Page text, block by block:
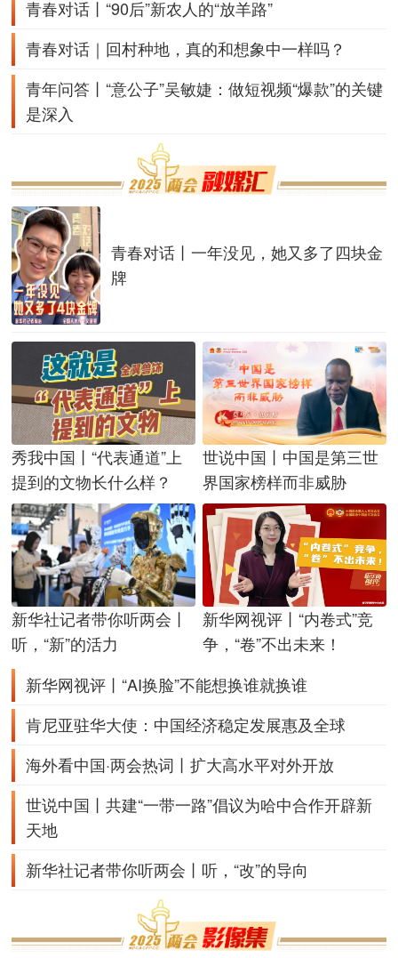
青春对话丨“90后”新农人的“放羊路”
青春对话｜回村种地，真的和想象中一样吗？
青年问答丨“意公子”吴敏婕：做短视频“爆款”的关键
是深入
青春对话丨一年没见，她又多了四块金
牌
秀我中国丨“代表通道”上
提到的文物长什么样？
世说中国丨中国是第三世
界国家榜样而非威胁
新华社记者带你听两会丨
听，“新”的活力
新华网视评丨“内卷式”竞
争，“卷”不出未来！
新华网视评丨“AI换脸”不能想换谁就换谁
肯尼亚驻华大使：中国经济稳定发展惠及全球
海外看中国·两会热词丨扩大高水平对外开放
世说中国丨共建“一带一路”倡议为哈中合作开辟新
天地
新华社记者带你听两会丨听，“改”的导向